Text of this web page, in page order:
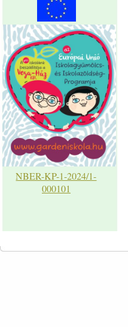
NBER-KP-1-2024/1-
000101